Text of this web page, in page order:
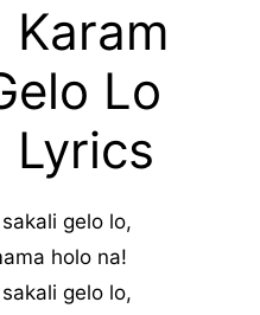
Karam
Lo
Lyrics
gelo lo,
holo na!
gelo lo,